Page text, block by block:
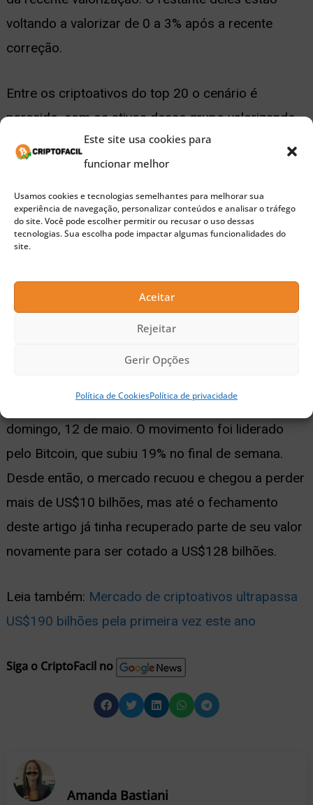
Este site usa cookies para
funcionar melhor
Usamos cookies e tecnologias semelhantes para melhorar sua
experiência de navegação, personalizar conteúdos e analisar o tráfego
do site. Você pode escolher permitir ou recusar o uso dessas
tecnologias. Sua escolha pode impactar algumas funcionalidades do
site.
Aceitar
Rejeitar
Gerir Opções
Política de CookiesPolítica de privacidade
voltando a valorizar de 0 a 3% após a recente
correção.
Entre os criptoativos do top 20 o cenário é
parecido, com os ativos desse grupo valorizando
poucos pontos percentuais após a recente
correção do mercado desta manhã. A única
criptomoeda desta seção que ainda está no
vermelho é o Bitcoin SV, que perde mais de 1% no
dia.
🚀 Buscando a próxima moeda 100x?
novo recorde de 2019 de US$224 bilhões, neste
domingo, 12 de maio. O movimento foi liderado
pelo Bitcoin, que subiu 19% no final de semana.
Desde então, o mercado recuou e chegou a perder
mais de US$10 bilhões, mas até o fechamento
deste artigo já tinha recuperado parte de seu valor
novamente para ser cotado a US$128 bilhões.
Leia também: Mercado de criptoativos ultrapassa
US$190 bilhões pela primeira vez este ano
Siga o CriptoFacil no
Amanda Bastiani